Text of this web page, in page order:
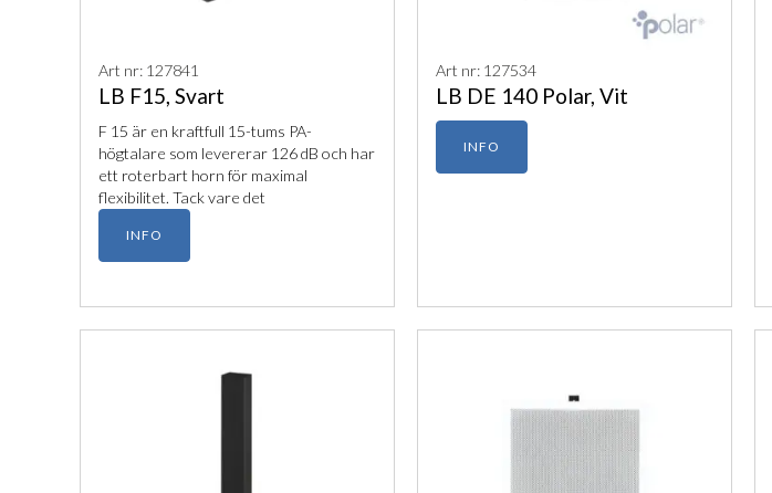
Art nr: 127841
LB F15, Svart
F 15 är en kraftfull 15-tums PA-
högtalare som levererar 126 dB och har
ett roterbart horn för maximal
flexibilitet. Tack vare det
den dessutom perfekt som både robust
fullrange-system och professionell
INFO
Art nr: 127534
LB DE 140 Polar, Vit
INFO